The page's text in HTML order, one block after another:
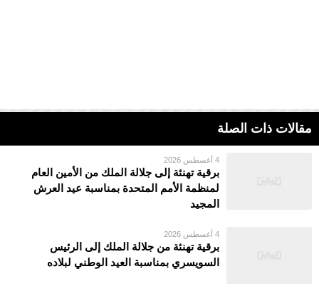
مقالات ذات الصلة
4 أغسطس 2026
برقية تهنئة إلى جلالة الملك من الأمين العام
لمنظمة الأمم المتحدة بمناسبة عيد العرش
المجيد
4 أغسطس 2026
برقية تهنئة من جلالة الملك إلى الرئيس
السويسري بمناسبة العيد الوطني لبلاده